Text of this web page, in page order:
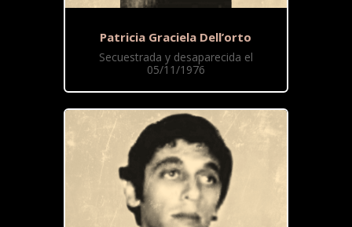
Patricia Graciela Dell’orto
Secuestrada y desaparecida el
05/11/1976